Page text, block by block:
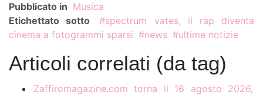
Pubblicato in Musica
Etichettato sotto
spectrum vates, il rap diventa
cinema a fotogrammi sparsi
news ultime notizie
Articoli correlati (da tag)
Zaffiromagazine.com torna il 16 agosto 2026,